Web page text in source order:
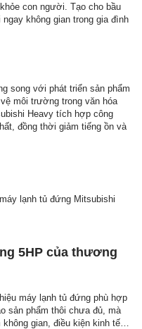
con người. Tạo cho bầu
không gian trong gia đình
song với phát triển sản phẩm
môi trường trong văn hóa
Heavy tích hợp công
đồng thời giảm tiếng ồn và
lạnh tủ đứng Mitsubishi
5HP của thương
máy lạnh tủ đứng phù hợp
sản phẩm thôi chưa đủ, mà
gian, điều kiện kinh tế…